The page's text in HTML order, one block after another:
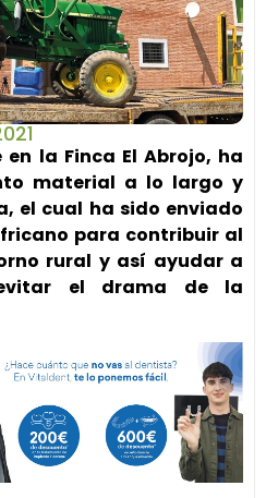
la Finca El Abrojo, ha
material a lo largo y
el cual ha sido enviado
para contribuir al
rural y así ayudar a
el drama de la